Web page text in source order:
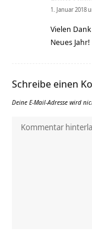
1. Januar 2018
Vielen
Neues Jahr!
Schreibe einen
Deine E-Mail-Adresse wird